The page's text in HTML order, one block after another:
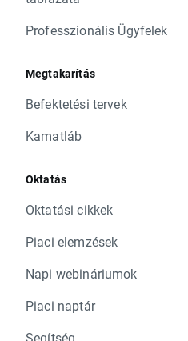
Professzionális Ügyfelek
Megtakarítás
Befektetési tervek
Kamatláb
Oktatás
Oktatási cikkek
Piaci elemzések
Napi webináriumok
Piaci naptár
Segítség